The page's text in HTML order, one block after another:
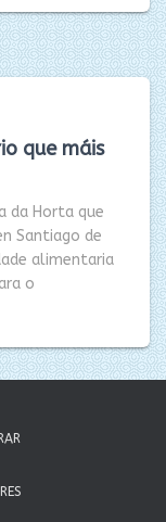
que máis
da Horta que
Santiago de
alimentaria
o